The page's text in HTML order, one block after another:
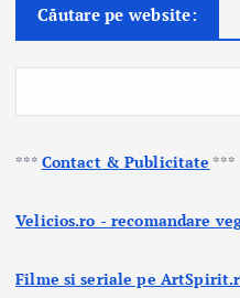
Căutare pe website:
*** Contact & Publicitate ***
Velicios.ro - recomandare
Filme si seriale pe